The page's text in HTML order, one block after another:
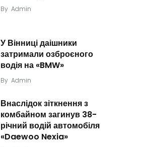
By Admin
У Вінниці даішники
затримали озброєного
водія на «BMW»
By Admin
Внаслідок зіткнення з
комбайном загинув 38-
річний водій автомобіля
«Daewoo Nexia»